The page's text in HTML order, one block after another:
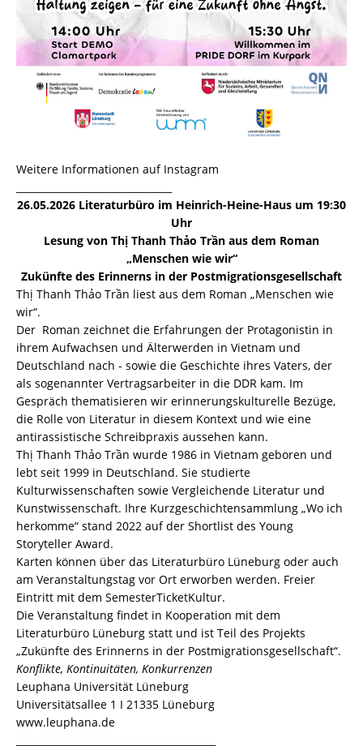
Weitere Informationen auf Instagram
26.05.2026 Literaturbüro im Heinrich-Heine-Haus um 19:30
Uhr
Lesung von Thị Thanh Thảo Trần aus dem Roman
„Menschen wie wir“
Zukünfte des Erinnerns in der Postmigrationsgesellschaft
Thị Thanh Thảo Trần liest aus dem Roman „Menschen wie
wir“.
Der Roman zeichnet die Erfahrungen der Protagonistin in
ihrem Aufwachsen und Älterwerden in Vietnam und
Deutschland nach - sowie die Geschichte ihres Vaters, der
als sogenannter Vertragsarbeiter in die DDR kam. Im
Gespräch thematisieren wir erinnerungskulturelle Bezüge,
die Rolle von Literatur in diesem Kontext und wie eine
antirassistische Schreibpraxis aussehen kann.
Thị Thanh Thảo Trần wurde 1986 in Vietnam geboren und
lebt seit 1999 in Deutschland. Sie studierte
Kulturwissenschaften sowie Vergleichende Literatur und
Kunstwissenschaft. Ihre Kurzgeschichtensammlung „Wo ich
herkomme“ stand 2022 auf der Shortlist des Young
Storyteller Award.
Karten können über das Literaturbüro Lüneburg oder auch
am Veranstaltungstag vor Ort erworben werden. Freier
Eintritt mit dem SemesterTicketKultur.
Die Veranstaltung findet in Kooperation mit dem
Literaturbüro Lüneburg statt und ist Teil des Projekts
„Zukünfte des Erinnerns in der Postmigrationsgesellschaft“.
Konflikte, Kontinuitäten, Konkurrenzen
Leuphana Universität Lüneburg
Universitätsallee 1 I 21335 Lüneburg
www.leuphana.de